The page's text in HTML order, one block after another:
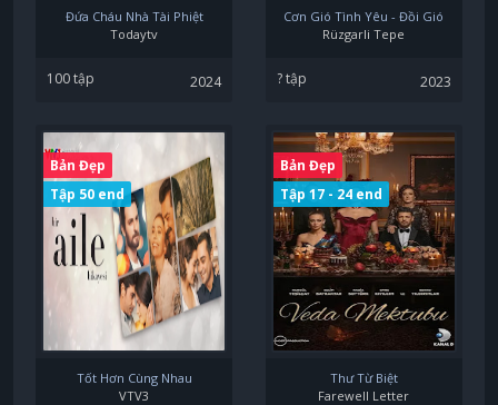
Đứa Cháu Nhà Tài Phiệt
Todaytv
100 tập 2024
Cơn Gió Tình Yêu - Đồi Gió
Rüzgarli Tepe
? tập 2023
Bản Đẹp
Tập 50 end
Tốt Hơn Cùng Nhau
VTV3
Bản Đẹp
Tập 17 - 24 end
Thư Từ Biệt
Farewell Letter